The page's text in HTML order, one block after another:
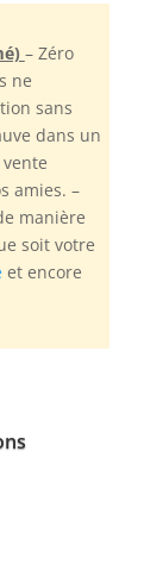
– Zéro
ne
sans
dans un
amies. –
manière
soit votre
et encore